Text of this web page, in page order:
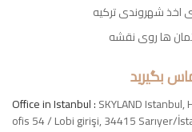
اخذ شهروندی ترکیه
ها روی نقشه
بگیرید
Office in Istanbul :SKYLAND
ofis 54 / Lobi girişi, 34415 Sarıyer/